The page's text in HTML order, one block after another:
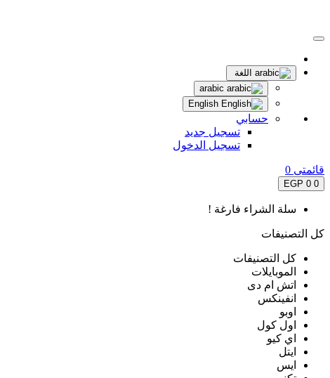
اللغة
حسابي
تسجيل جديد
تسجيل الدخول
قائمتى 0
0
0 EGP
سلة الشراء فارغة !
كل التصنيفات
كل التصنيفات
الموبايلات
اتش ام دى
انفينكس
اوبو
اول كول
اي كيو
ايتل
ايس